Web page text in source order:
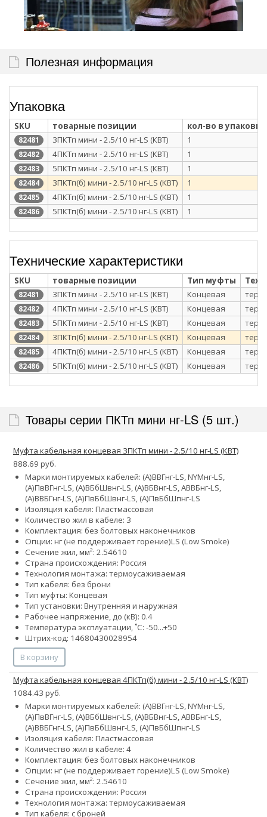
Полезная информация
Упаковка
SKU товарные позиции кол-во в упаковке
82481 3ПКТп мини - 2.5/10 нг-LS (КВТ) 1
82482 4ПКТп мини - 2.5/10 нг-LS (КВТ) 1
82483 5ПКТп мини - 2.5/10 нг-LS (КВТ) 1
82484 3ПКТп(б) мини - 2.5/10 нг-LS (КВТ) 1
82485 4ПКТп(б) мини - 2.5/10 нг-LS (КВТ) 1
82486 5ПКТп(б) мини - 2.5/10 нг-LS (КВТ) 1
Технические характеристики
SKU товарные позиции Тип муфты
82481 3ПКТп мини - 2.5/10 нг-LS (КВТ) Концевая
82482 4ПКТп мини - 2.5/10 нг-LS (КВТ) Концевая
82483 5ПКТп мини - 2.5/10 нг-LS (КВТ) Концевая
82484 3ПКТп(б) мини - 2.5/10 нг-LS (КВТ) Концевая
82485 4ПКТп(б) мини - 2.5/10 нг-LS (КВТ) Концевая
82486 5ПКТп(б) мини - 2.5/10 нг-LS (КВТ) Концевая
Товары серии ПКТп мини нг-LS (5 шт.)
Муфта кабельная концевая 3ПКТп мини - 2.5/10 нг-LS (КВТ)
888.69 руб.
Марки монтируемых кабелей: (А)ВВГнг-LS, NYMнг-LS,
(А)ПвВГнг-LS, (А)ВБбШвнг-LS, (А)ВБВнг-LS, АВВБнг-LS,
(А)ВВБГнг-LS, (А)ПвБбШвнг-LS, (А)ПвБбШпнг-LS
Изоляция кабеля: Пластмассовая
Количество жил в кабеле: 3
Комплектация: без болтовых наконечников
Опции: нг (не поддерживает горение)LS (Low Smoke)
Сечение жил, мм²: 2.54610
Страна происхождения: Россия
Технология монтажа: термоусаживаемая
Тип кабеля: без брони
Тип муфты: Концевая
Тип установки: Внутренняя и наружная
Рабочее напряжение, до (кВ): 0.4
Температура эксплуатации, ˚С: -50...+50
Штрих-код: 14680430028954
В корзину
Муфта кабельная концевая 4ПКТп(б) мини - 2.5/10 нг-LS (КВТ)
1084.43 руб.
Марки монтируемых кабелей: (А)ВВГнг-LS, NYMнг-LS,
(А)ПвВГнг-LS, (А)ВБбШвнг-LS, (А)ВБВнг-LS, АВВБнг-LS,
(А)ВВБГнг-LS, (А)ПвБбШвнг-LS, (А)ПвБбШпнг-LS
Изоляция кабеля: Пластмассовая
Количество жил в кабеле: 4
Комплектация: без болтовых наконечников
Опции: нг (не поддерживает горение)LS (Low Smoke)
Сечение жил, мм²: 2.54610
Страна происхождения: Россия
Технология монтажа: термоусаживаемая
Тип кабеля: с броней